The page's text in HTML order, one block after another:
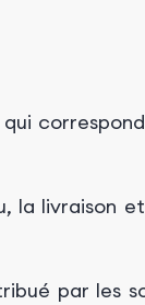
qui
la livraison
par les